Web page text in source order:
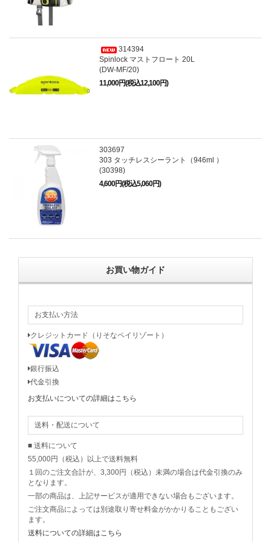
314394
Spinlock マストフロート 20L
(DW-MF/20)
11,000円(税込12,100円)
303697
303 タッチレスシーラント（946ml ）
(30398)
4,600円(税込5,060円)
お買い物ガイド
お支払い方法
クレジットカード（りそなペイリゾート）
銀行振込
代金引換
お支払いについての詳細はこちら
送料・配送について
■ 送料について
55,000円（税込）以上で送料無料
１回のご注文合計が、3,300円（税込）未満の場合は代金引換のみ
となります。
一部の商品は、上記サービスが適用できない場合もございます。
ご注文商品によっては別途取り寄せ料金がかかりることもござい
ます。
送料についての詳細はこちら